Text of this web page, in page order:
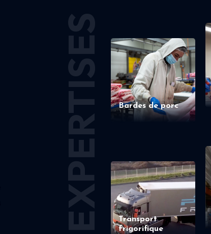
EXPERTISES Bardes de porc
Transport
frigorifique